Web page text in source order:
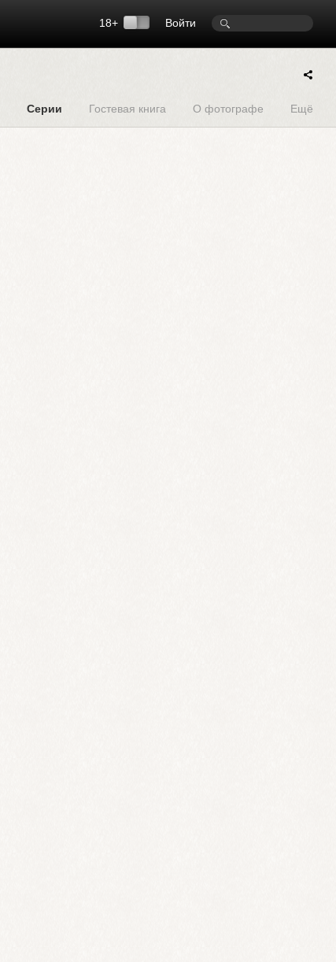
Войти
18+
Серии Гостевая книга О фотографе Ещё